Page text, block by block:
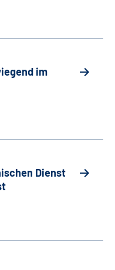
im
Dienst